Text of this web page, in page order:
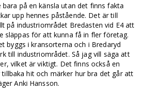
på en känsla utan det finns fakta
upp hennes påstående. Det är till
på industriområdet Bredasten vid E4 att
släppas för att kunna få in fler företag.
byggs i kransorterna och i Bredaryd
till industriområdet. Så jag vill säga att
vilket är viktigt. Det finns också en
hit och märker hur bra det går att
Anki Hansson.